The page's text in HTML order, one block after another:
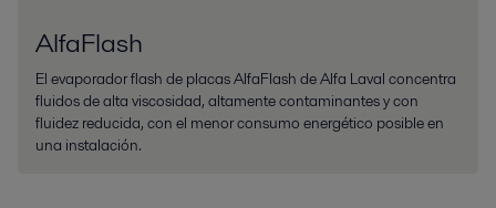
AlfaFlash
El evaporador flash de placas AlfaFlash de Alfa Laval concentra
fluidos de alta viscosidad, altamente contaminantes y con
fluidez reducida, con el menor consumo energético posible en
una instalación.